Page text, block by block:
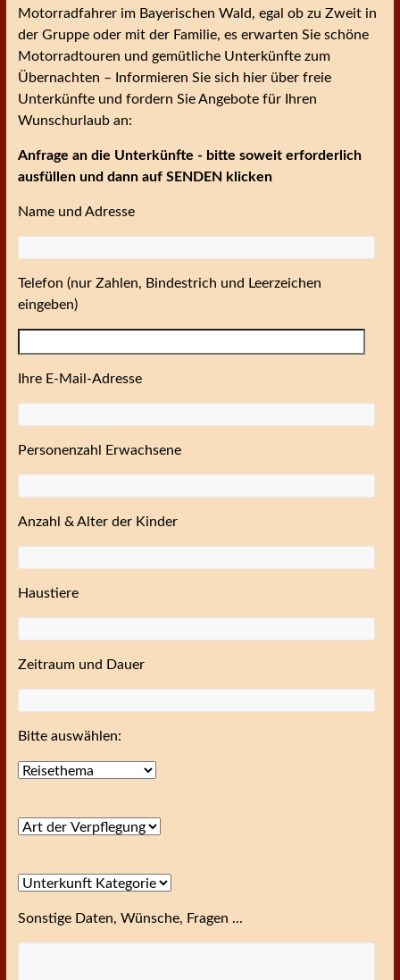
Motorradfahrer im Bayerischen Wald, egal ob zu Zweit in
der Gruppe oder mit der Familie, es erwarten Sie schöne
Motorradtouren und gemütliche Unterkünfte zum
Übernachten – Informieren Sie sich hier über freie
Unterkünfte und fordern Sie Angebote für Ihren
Wunschurlaub an:
Anfrage an die Unterkünfte - bitte soweit erforderlich
ausfüllen und dann auf SENDEN klicken
Name und Adresse
Telefon (nur Zahlen, Bindestrich und Leerzeichen
eingeben)
Ihre E-Mail-Adresse
Personenzahl Erwachsene
Anzahl & Alter der Kinder
Haustiere
Zeitraum und Dauer
Bitte auswählen:
Sonstige Daten, Wünsche, Fragen ...